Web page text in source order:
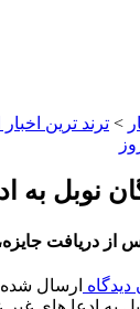
> ترند ترین اخبار
نوبل به
از دریافت
دیدگاه ارسال